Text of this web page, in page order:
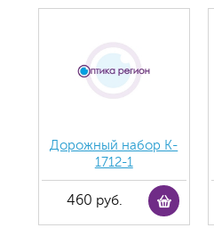
Дорожный набор K-
1712-1
460 руб.